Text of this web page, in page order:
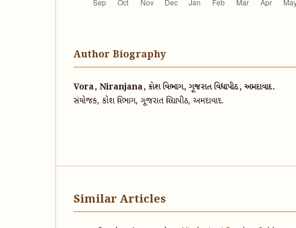
Author Biography
Vora, Niranjana, કોશ વિભાગ, ગૂજરાત વિદ્યાપીઠ, અમદાવાદ.
સંયોજક, કોશ વિભાગ, ગૂજરાત વિદ્યાપીઠ, અમદાવાદ.
Similar Articles